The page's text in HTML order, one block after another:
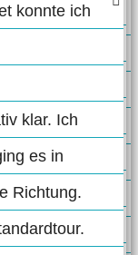
konnte ich
klar. Ich
es in
Richtung.